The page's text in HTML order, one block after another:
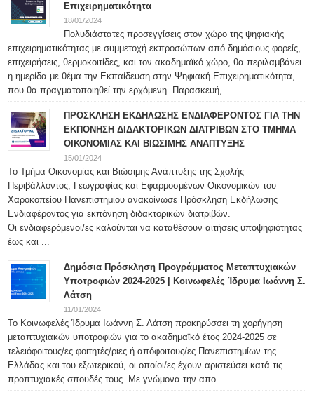
Επιχειρηματικότητα
18/01/2024
Πολυδιάστατες προσεγγίσεις στον χώρο της ψηφιακής
επιχειρηματικότητας με συμμετοχή εκπροσώπων από δημόσιους φορείς,
επιχειρήσεις, θερμοκοιτίδες, και τον ακαδημαϊκό χώρο, θα περιλαμβάνει
η ημερίδα με θέμα την Εκπαίδευση στην Ψηφιακή Επιχειρηματικότητα,
που θα πραγματοποιηθεί την ερχόμενη Παρασκευή, ...
ΠΡΟΣΚΛΗΣΗ ΕΚΔΗΛΩΣΗΣ ΕΝΔΙΑΦΕΡΟΝΤΟΣ ΓΙΑ ΤΗΝ
ΕΚΠΟΝΗΣΗ ΔΙΔΑΚΤΟΡΙΚΩΝ ΔΙΑΤΡΙΒΩΝ ΣΤΟ ΤΜΗΜΑ
ΟΙΚΟΝΟΜΙΑΣ ΚΑΙ ΒΙΩΣΙΜΗΣ ΑΝΑΠΤΥΞΗΣ
15/01/2024
Το Τμήμα Οικονομίας και Βιώσιμης Ανάπτυξης της Σχολής
Περιβάλλοντος, Γεωγραφίας και Εφαρμοσμένων Οικονομικών του
Χαροκοπείου Πανεπιστημίου ανακοίνωσε Πρόσκληση Εκδήλωσης
Ενδιαφέροντος για εκπόνηση διδακτορικών διατριβών.
Οι ενδιαφερόμενοι/ες καλούνται να καταθέσουν αιτήσεις υποψηφιότητας
έως και ...
Δημόσια Πρόσκληση Προγράμματος Μεταπτυχιακών
Υποτροφιών 2024-2025 | Κοινωφελές Ίδρυμα Ιωάννη Σ.
Λάτση
11/01/2024
Το Κοινωφελές Ίδρυμα Ιωάννη Σ. Λάτση προκηρύσσει τη χορήγηση
μεταπτυχιακών υποτροφιών για το ακαδημαϊκό έτος 2024-2025 σε
τελειόφοιτους/ες φοιτητές/ριες ή απόφοιτους/ες Πανεπιστημίων της
Ελλάδας και του εξωτερικού, οι οποίοι/ες έχουν αριστεύσει κατά τις
προπτυχιακές σπουδές τους. Με γνώμονα την απο...